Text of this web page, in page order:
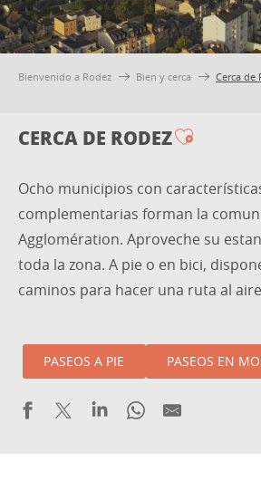
Bienvenido a Rodez Bien y cerca Cerca de
CERCA DE RODEZ
Ocho municipios con
complementarias forman la
Agglomération. Aproveche su
toda la zona. A pie o en bici,
caminos para hacer una ruta al
PASEOS A PIE PASEOS EN